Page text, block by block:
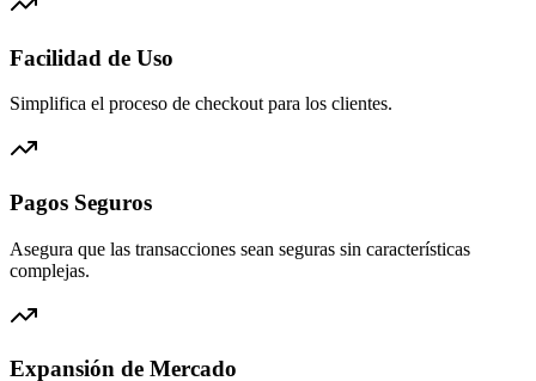
Facilidad de Uso
Simplifica el proceso de checkout para los clientes.
Pagos Seguros
Asegura que las transacciones sean seguras sin características
complejas.
Expansión de Mercado